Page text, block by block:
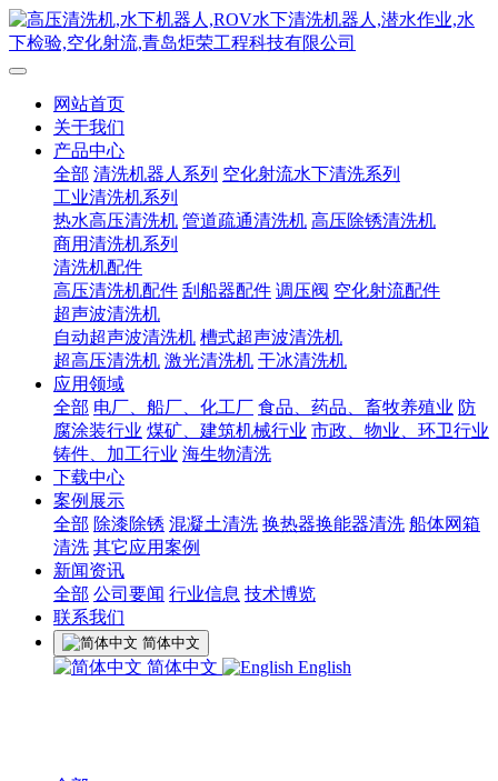
网站首页
关于我们
产品中心
全部 清洗机器人系列 空化射流水下清洗系列
工业清洗机系列
热水高压清洗机 管道疏通清洗机 高压除锈清洗机
商用清洗机系列
清洗机配件
高压清洗机配件 刮船器配件 调压阀 空化射流配件
超声波清洗机
自动超声波清洗机 槽式超声波清洗机
超高压清洗机 激光清洗机 干冰清洗机
应用领域
全部 电厂、船厂、化工厂 食品、药品、畜牧养殖业 防
腐涂装行业 煤矿、建筑机械行业 市政、物业、环卫行业
铸件、加工行业 海生物清洗
下载中心
案例展示
全部 除漆除锈 混凝土清洗 换热器换能器清洗 船体网箱
清洗 其它应用案例
新闻资讯
全部 公司要闻 行业信息 技术博览
联系我们
简体中文
简体中文 English